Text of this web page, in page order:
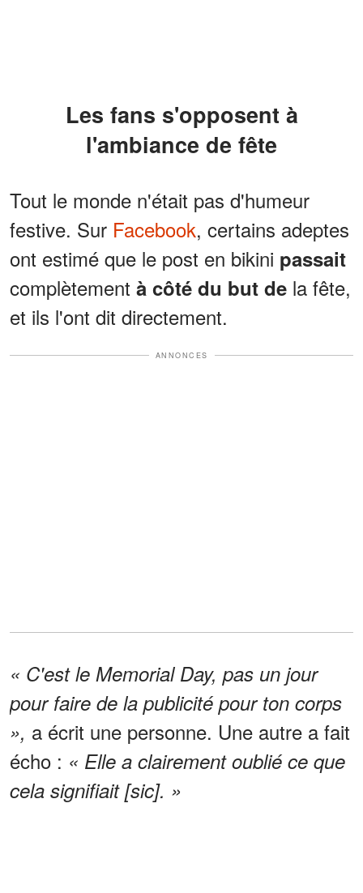
Les fans s'opposent à
l'ambiance de fête
Tout le monde n'était pas d'humeur
festive. Sur Facebook, certains adeptes
ont estimé que le post en bikini passait
complètement à côté du but de la fête,
et ils l'ont dit directement.
ANNONCES
« C'est le Memorial Day, pas un jour
pour faire de la publicité pour ton corps
», a écrit une personne. Une autre a fait
écho : « Elle a clairement oublié ce que
cela signifiait [sic]. »